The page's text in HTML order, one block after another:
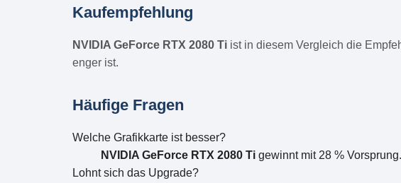
Kaufempfehlung
NVIDIA GeForce RTX 2080 Ti ist in diesem Vergleich die
enger ist.
Häufige Fragen
Welche Grafikkarte ist besser?
NVIDIA GeForce RTX 2080 Ti gewinnt mit 28 % Vorsprung.
Lohnt sich das Upgrade?